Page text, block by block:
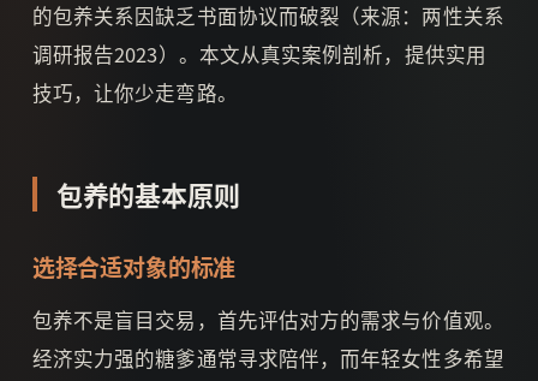
的包养关系因缺乏书面协议而破裂（来源：两性关系
调研报告2023）。本文从真实案例剖析，提供实用
技巧，让你少走弯路。
包养的基本原则
选择合适对象的标准
包养不是盲目交易，首先评估对方的需求与价值观。
经济实力强的糖爹通常寻求陪伴，而年轻女性多希望